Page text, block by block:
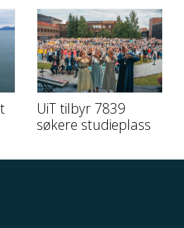
UiT tilbyr 7839
søkere studieplass